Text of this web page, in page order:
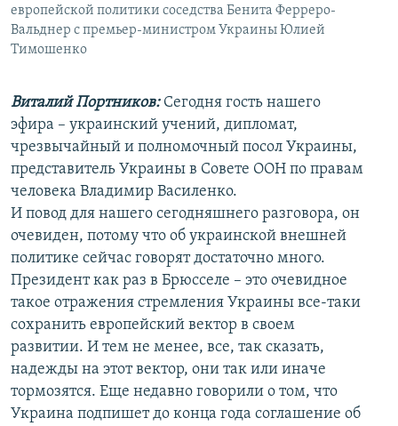
европейской политики соседства Бенита Ферреро-
Вальднер с премьер-министром Украины Юлией
Тимошенко
Виталий Портников:Сегодня гость нашего
эфира – украинский учений, дипломат,
чрезвычайный и полномочный посол Украины,
представитель Украины в Совете ООН по правам
человека Владимир Василенко.
И повод для нашего сегодняшнего разговора, он
очевиден, потому что об украинской внешней
политике сейчас говорят достаточно много.
Президент как раз в Брюсселе – это очевидное
такое отражения стремления Украины все-таки
сохранить европейский вектор в своем
развитии. И тем не менее, все, так сказать,
надежды на этот вектор, они так или иначе
тормозятся. Еще недавно говорили о том, что
Украина подпишет до конца года соглашение об